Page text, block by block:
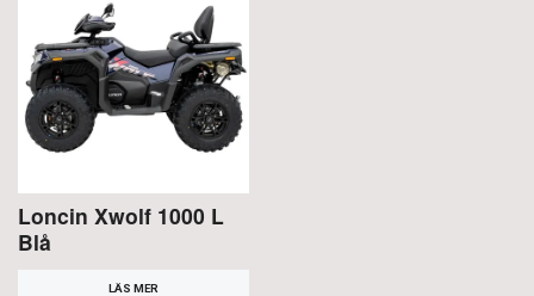
Loncin Xwolf 1000 L
Blå
LÄS MER